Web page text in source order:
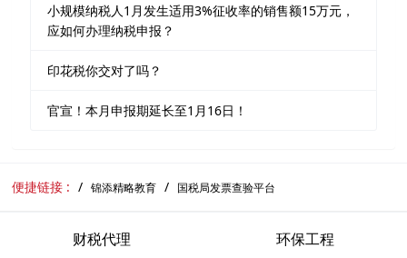
小规模纳税人1月发生适用3%征收率的销售额15万元，
应如何办理纳税申报？
印花税你交对了吗？
官宣！本月申报期延长至1月16日！
便捷链接 : 锦添精略教育 国税局发票查验平台
财税代理 环保工程